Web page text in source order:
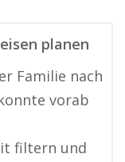
planen
Familie nach
vorab
filtern und